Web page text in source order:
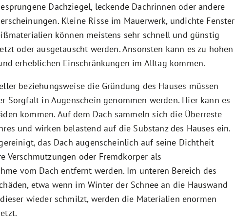
Dachziegel, leckende Dachrinnen oder andere
Kleine Risse im Mauerwerk, undichte Fenster
können meistens sehr schnell und günstig
oder ausgetauscht werden. Ansonsten kann es zu hohen
erheblichen Einschränkungen im Alltag kommen.
beziehungsweise die Gründung des Hauses müssen
Sorgfalt in Augenschein genommen werden. Hier kann es
kommen. Auf dem Dach sammeln sich die Überreste
und wirken belastend auf die Substanz des Hauses ein.
das Dach augenscheinlich auf seine Dichtheit
Verschmutzungen oder Fremdkörper als
vom Dach entfernt werden. Im unteren Bereich des
etwa wenn im Winter der Schnee an die Hauswand
wieder schmilzt, werden die Materialien enormen